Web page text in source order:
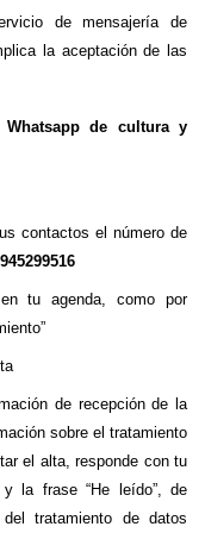
de mensajería de
la aceptación de las
de cultura y
contactos el número de
945299516
tu agenda, como por
de recepción de la
sobre el tratamiento
el alta, responde con tu
y la frase “He leído”, de
tratamiento de datos